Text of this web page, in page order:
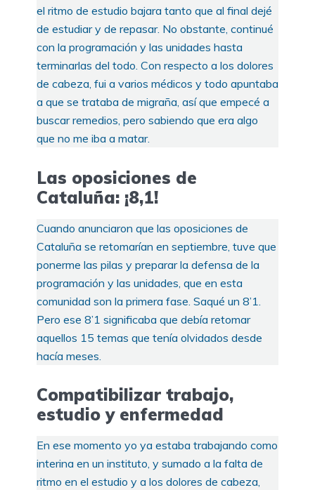
el ritmo de estudio bajara tanto que al final dejé
de estudiar y de repasar. No obstante, continué
con la programación y las unidades hasta
terminarlas del todo. Con respecto a los dolores
de cabeza, fui a varios médicos y todo apuntaba
a que se trataba de migraña, así que empecé a
buscar remedios, pero sabiendo que era algo
que no me iba a matar.
Las oposiciones de
Cataluña: ¡8,1!
Cuando anunciaron que las oposiciones de
Cataluña se retomarían en septiembre, tuve que
ponerme las pilas y preparar la defensa de la
programación y las unidades, que en esta
comunidad son la primera fase. Saqué un 8’1.
Pero ese 8’1 significaba que debía retomar
aquellos 15 temas que tenía olvidados desde
hacía meses.
Compatibilizar trabajo,
estudio y enfermedad
En ese momento yo ya estaba trabajando como
interina en un instituto, y sumado a la falta de
ritmo en el estudio y a los dolores de cabeza,